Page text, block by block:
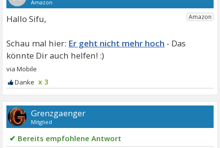
Hallo Sifu,
Er geht nicht mehr hoch
x 3
Grenzgaenger
Mitglied
✔ Bereits empfohlene Antwort